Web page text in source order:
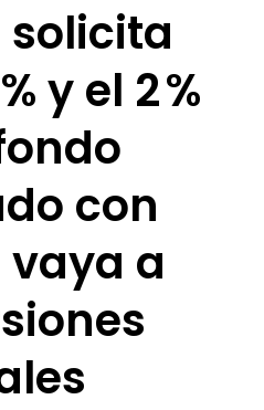
y el 2 %
con
vaya a